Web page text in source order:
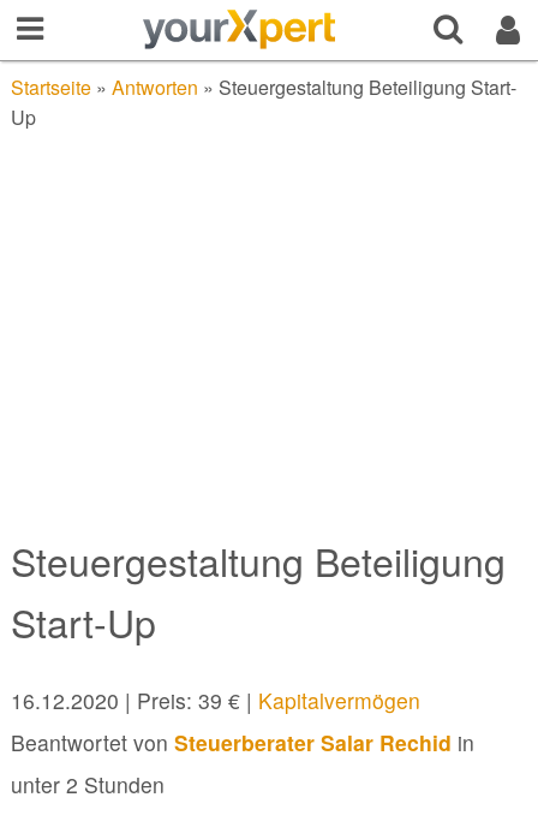
Startseite» Antworten » Steuergestaltung Beteiligung Start-
Up
Steuergestaltung Beteiligung
Start-Up
16.12.2020 | Preis: 39 € | Kapitalvermögen
Beantwortet von Steuerberater Salar Rechid in
unter 2 Stunden